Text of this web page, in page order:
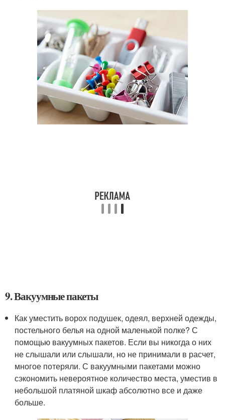
9. Вакуумные пакеты
Как уместить ворох подушек, одеял, верхней одежды,
постельного белья на одной маленькой полке? С
помощью вакуумных пакетов. Если вы никогда о них
не слышали или слышали, но не принимали в расчет,
многое потеряли. С вакуумными пакетами можно
сэкономить невероятное количество места, уместив в
небольшой платяной шкаф абсолютно все и даже
больше.